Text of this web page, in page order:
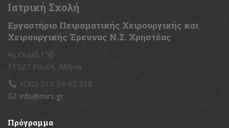
Ιατρική Σχολή
Εργαστήριο Πειραματικής Χειρουργικής και
Χειρουργικής Έρευνας Ν.Σ. Χρηστέας
Αγ.Θωμά 15β
11527 Γουδή, Αθήνα
+(30) 210 74 62 538
info@mirs.gr
Πρόγραμμα